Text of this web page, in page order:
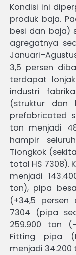
Kondisi ini
produk baja.
besi dan baja)
agregatnya
3,5 persen
terdapat
industri
(struktur dan
prefabricated
ton menjadi
hampir
Tiongkok
total HS 7308).
menjadi
ton), pipa
(+34,5 persen
7304 (pipa
259.900 ton
Fitting pipa
menjadi 34.200